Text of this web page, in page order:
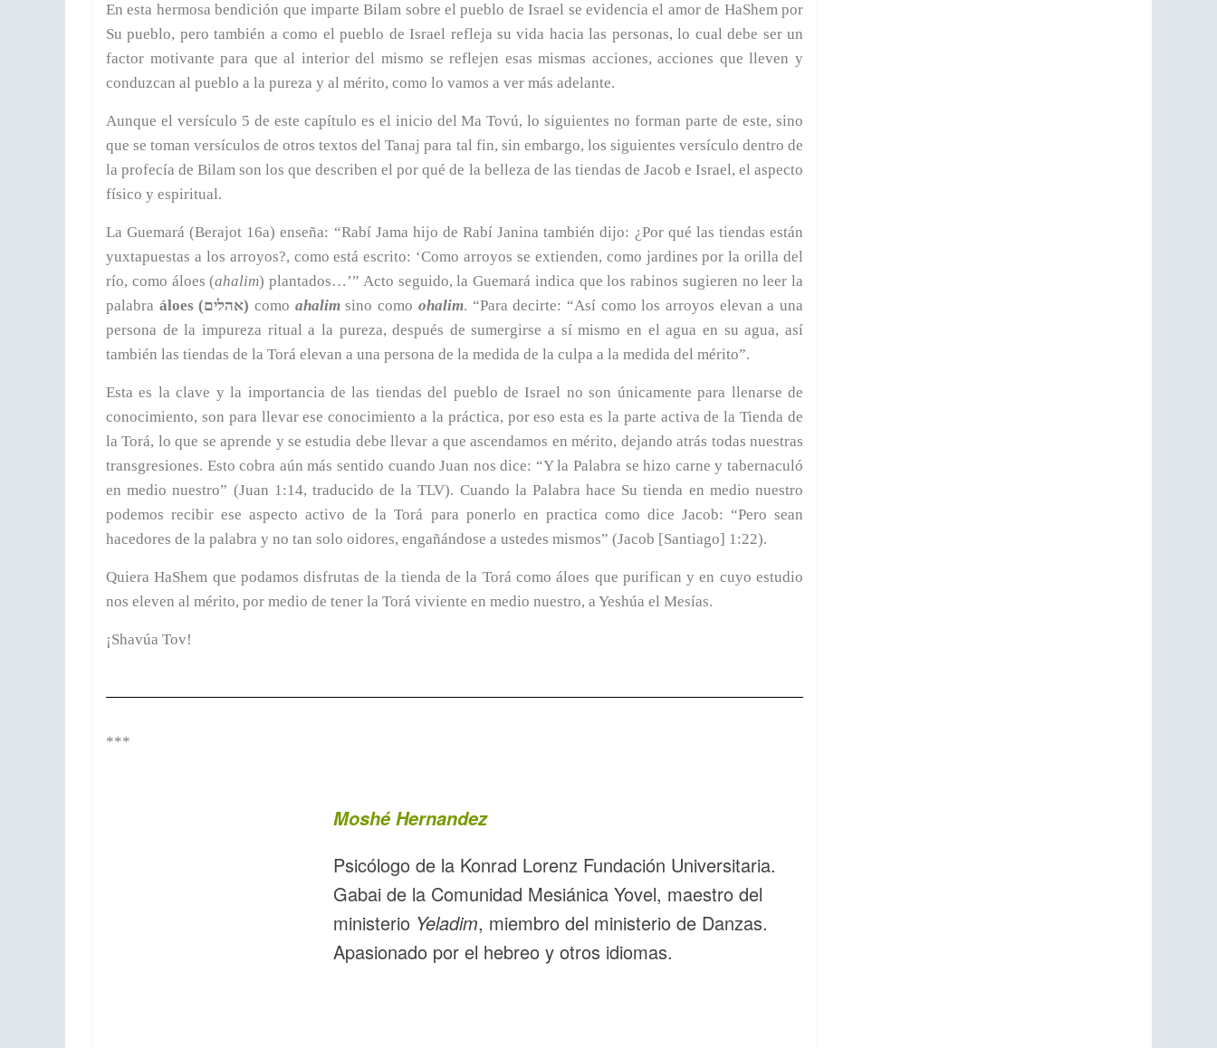
En esta hermosa bendición que imparte Bilam sobre el pueblo de Israel se evidencia el amor de HaShem por
Su pueblo, pero también a como el pueblo de Israel refleja su vida hacia las personas, lo cual debe ser un
factor motivante para que al interior del mismo se reflejen esas mismas acciones, acciones que lleven y
conduzcan al pueblo a la pureza y al mérito, como lo vamos a ver más adelante.
Aunque el versículo 5 de este capítulo es el inicio del Ma Tovú, lo siguientes no forman parte de este, sino
que se toman versículos de otros textos del Tanaj para tal fin, sin embargo, los siguientes versículo dentro de
la profecía de Bilam son los que describen el por qué de la belleza de las tiendas de Jacob e Israel, el aspecto
físico y espiritual.
La Guemará (Berajot 16a) enseña: “Rabí Jama hijo de Rabí Janina también dijo: ¿Por qué las tiendas están
yuxtapuestas a los arroyos?, como está escrito: ‘Como arroyos se extienden, como jardines por la orilla del
río, como áloes (ahalim) plantados…’” Acto seguido, la Guemará indica que los rabinos sugieren no leer la
palabra
áloes (אהלים) como ahalimsino como ohalim. “Para decirte: “Así como los arroyos elevan a una
persona de la impureza ritual a la pureza, después de sumergirse a sí mismo en el agua en su agua, así
también las tiendas de la Torá elevan a una persona de la medida de la culpa a la medida del mérito”.
Esta es la clave y la importancia de las tiendas del pueblo de Israel no son únicamente para llenarse de
conocimiento, son para llevar ese conocimiento a la práctica, por eso esta es la parte activa de la Tienda de
la Torá, lo que se aprende y se estudia debe llevar a que ascendamos en mérito, dejando atrás todas nuestras
transgresiones. Esto cobra aún más sentido cuando Juan nos dice: “Y la Palabra se hizo carne y tabernaculó
en medio nuestro” (Juan 1:14, traducido de la TLV). Cuando la Palabra hace Su tienda en medio nuestro
podemos recibir ese aspecto activo de la Torá para ponerlo en practica como dice Jacob: “Pero sean
hacedores de la palabra y no tan solo oidores, engañándose a ustedes mismos” (Jacob [Santiago] 1:22).
Quiera HaShem que podamos disfrutas de la tienda de la Torá como áloes que purifican y en cuyo estudio
nos eleven al mérito, por medio de tener la Torá viviente en medio nuestro, a Yeshúa el Mesías.
¡Shavúa Tov!
***
Moshé Hernandez
Psicólogo de la Konrad Lorenz Fundación Universitaria.
Gabai de la Comunidad Mesiánica Yovel, maestro del
ministerio Yeladim, miembro del ministerio de Danzas.
Apasionado por el hebreo y otros idiomas.